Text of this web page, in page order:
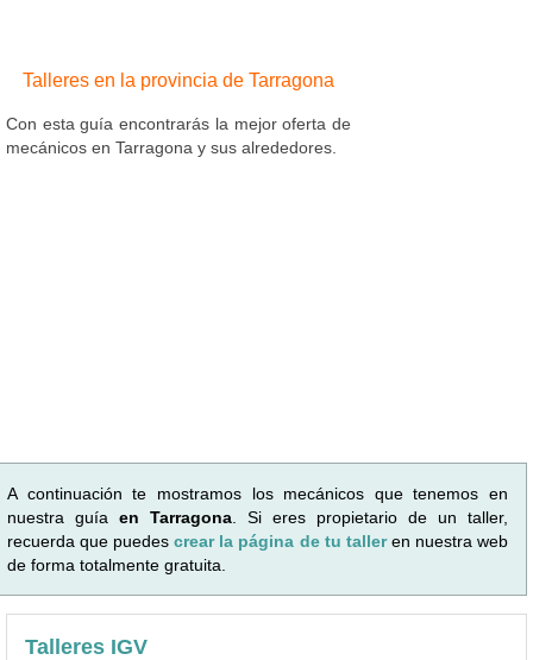
Talleres en la provincia de Tarragona
Con esta guía encontrarás la mejor oferta de
mecánicos en Tarragona y sus alrededores.
A continuación te mostramos los mecánicos que tenemos en
nuestra guía en Tarragona . Si eres propietario de un taller,
recuerda que puedescrear la página de tu talleren nuestra web
de forma totalmente gratuita.
Talleres IGV